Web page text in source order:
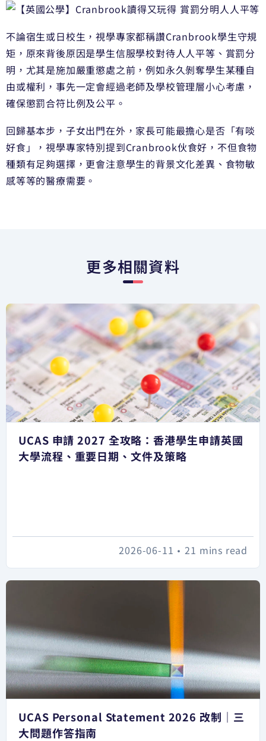
不論宿生或日校生，視學專家都稱讚Cranbrook學生守規
矩，原來背後原因是學生信服學校對待人人平等、賞罰分
明，尤其是施加嚴重懲處之前，例如永久剝奪學生某種自
由或權利，事先一定會經過老師及學校管理層小心考慮，
確保懲罰合符比例及公平。
回歸基本步，子女出門在外，家長可能最擔心是否「有啖
好食」，視學專家特別提到Cranbrook伙食好，不但食物
種類有足夠選擇，更會注意學生的背景文化差異、食物敏
感等等的醫療需要。
更多相關資料
UCAS 申請 2027 全攻略：香港學生申請英國
大學流程、重要日期、文件及策略
21 mins read
•
2026-06-11
UCAS Personal Statement 2026 改制｜三
大問題作答指南